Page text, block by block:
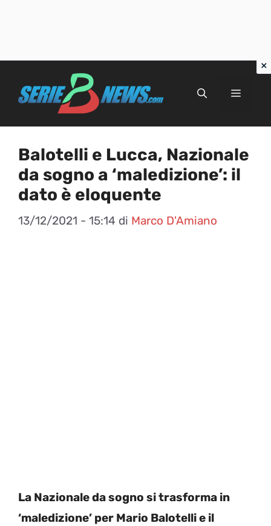
Menu
Balotelli e Lucca, Nazionale
da sogno a ‘maledizione’: il
dato è eloquente
13/12/2021 - 15:14 di Marco D'Amiano
La Nazionale da sogno si trasforma in
‘maledizione’ per Mario Balotelli e il